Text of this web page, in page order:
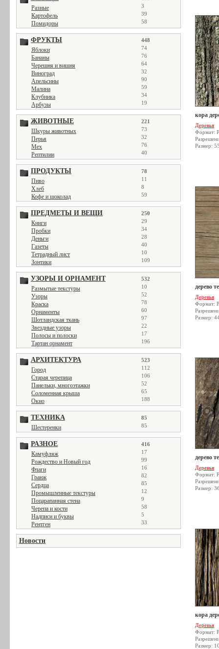
Разные 3
Картофель 39
Помидоры 58
ФРУКТЫ 448
Яблоки 74
Бананы 76
Черешня и вишня 64
Виноград 32
Апельсины 90
Малина 59
Клубника 34
Арбузы 19
ЖИВОТНЫЕ 221
Шкуры животных 73
Перья 32
Мех 76
Рептилии 40
ПРОДУКТЫ 78
Пиво 11
Хлеб 8
Кофе и шоколад 59
ПРЕДМЕТЫ И ВЕЩИ 250
Книги 29
Пробки 34
Деньги 28
Газеты 40
Тетрадный лист 10
Зонтики 109
УЗОРЫ И ОРНАМЕНТ 532
Размытые текстуры 10
Узоры 52
Краска 78
Орнаменты 60
Шотландская ткань 97
Звездные узоры 22
Полосы и полоски 17
Тартан орнамент 196
АРХИТЕКТУРА 523
Город 112
Старая черепица 106
Панельки, многоэтажки 52
Соломенная крыша 65
Окно 188
ТЕХНИКА 85
Шестеренки 85
РАЗНОЕ 416
Камуфляж 17
Рождество и Новый год 99
Флаги 16
Гранж 82
Сердца 85
Промышленные текстуры 12
Поцарапанная стена 9
Черепа и кости 58
Надписи и буквы 5
Рентген 33
Новости
кора
Деревья
Формат:
Размер:
дерево
Деревья
Формат:
Размер:
дерево
Деревья
Формат:
Размер:
кора
Деревья
Формат:
Размер: